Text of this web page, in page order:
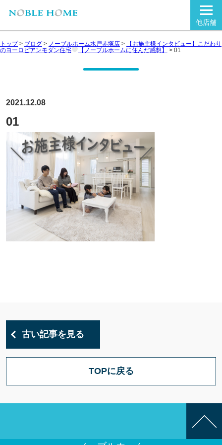
他店舗
トップ> ブログ > ノーブルホーム水戸赤塚店 >
【お施主様インタビュー】こだわり
のヨーロピアンモダン住宅
【ノーブルホームに住んだ感想】 > 01
2021.12.08
01
古い記事を見る
TOPに戻る